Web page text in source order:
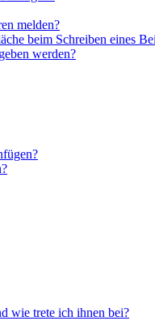
melden?
beim Schreiben eines
werden?
wie trete ich ihnen bei?